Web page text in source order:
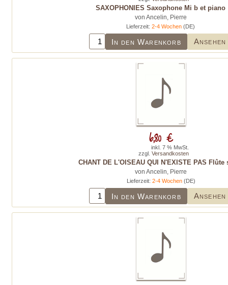
SAXOPHONIES Saxophone Mi b et piano
von Ancelin, Pierre
Lieferzeit:2-4 Wochen (DE)
In den Warenkorb Ansehen
CHANT DE L'OISEAU QUI N'EXISTE PAS Flûte
von Ancelin, Pierre
Lieferzeit: 2-4 Wochen(DE)
In den Warenkorb Ansehen
6,80 €
inkl. 7 % MwSt.
zzgl. Versandkosten